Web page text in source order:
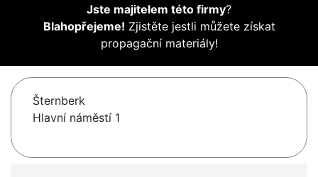
Jste majitelem této firmy?
Blahopřejeme! Zjistěte jestli můžete získat
propagační materiály!
Šternberk
Hlavní náměstí 1